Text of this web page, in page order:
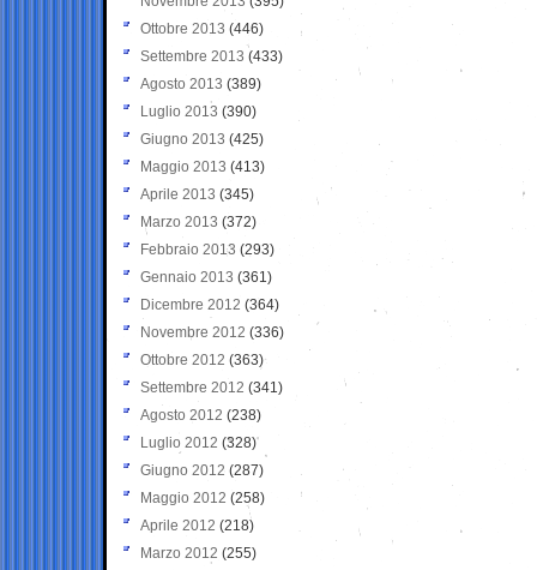
Ottobre 2013 (446)
Settembre 2013 (433)
Agosto 2013 (389)
Luglio 2013 (390)
Giugno 2013 (425)
Maggio 2013 (413)
Aprile 2013 (345)
Marzo 2013 (372)
Febbraio 2013 (293)
Gennaio 2013 (361)
Dicembre 2012 (364)
Novembre 2012 (336)
Ottobre 2012 (363)
Settembre 2012 (341)
Agosto 2012 (238)
Luglio 2012 (328)
Giugno 2012 (287)
Maggio 2012 (258)
Aprile 2012 (218)
Marzo 2012 (255)